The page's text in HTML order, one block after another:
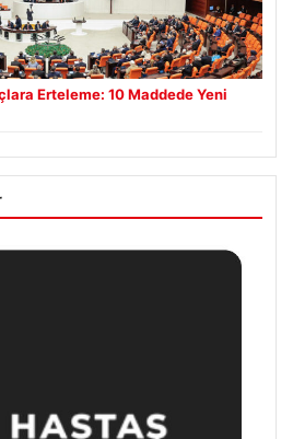
Erteleme: 10 Maddede Yeni